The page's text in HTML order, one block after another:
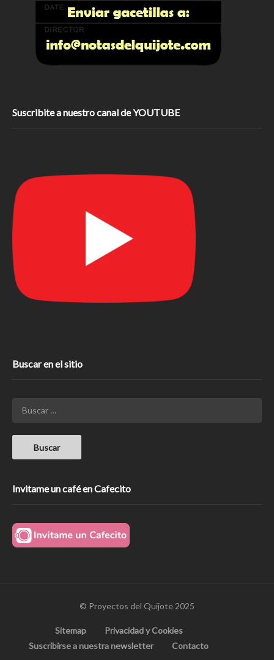
Suscribite a nuestro canal de YOUTUBE
Buscar en el sitio
Invitame un café en Cafecito
© Proyectos del Quijote 2025
Sitemap
Privacidad y Cookies
Suscribirse a nuestra newsletter
Contacto